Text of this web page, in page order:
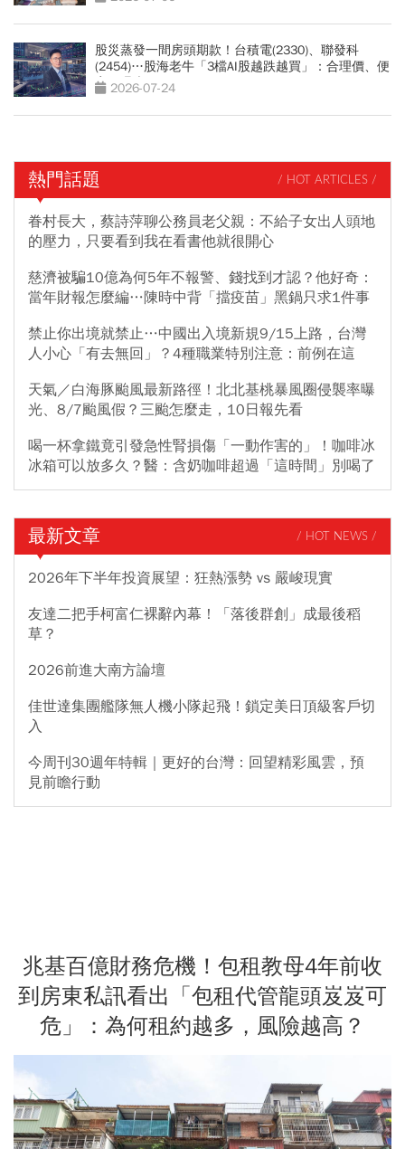
股災蒸發一間房頭期款！台積電(2330)、聯發科
(2454)…股海老牛「3檔AI股越跌越買」：合理價、便
宜價曝光
2026-07-24
熱門話題 / HOT ARTICLES /
眷村長大，蔡詩萍聊公務員老父親：不給子女出人頭地
的壓力，只要看到我在看書他就很開心
慈濟被騙10億為何5年不報警、錢找到才認？他好奇：
當年財報怎麼編…陳時中背「擋疫苗」黑鍋只求1件事
禁止你出境就禁止…中國出入境新規9/15上路，台灣
人小心「有去無回」？4種職業特別注意：前例在這
天氣／白海豚颱風最新路徑！北北基桃暴風圈侵襲率曝
光、8/7颱風假？三颱怎麼走，10日報先看
喝一杯拿鐵竟引發急性腎損傷「一動作害的」！咖啡冰
冰箱可以放多久？醫：含奶咖啡超過「這時間」別喝了
最新文章 / HOT NEWS /
2026年下半年投資展望：狂熱漲勢 vs 嚴峻現實
友達二把手柯富仁裸辭內幕！「落後群創」成最後稻
草？
2026前進大南方論壇
佳世達集團艦隊無人機小隊起飛！鎖定美日頂級客戶切
入
今周刊30週年特輯｜更好的台灣：回望精彩風雲，預
見前瞻行動
兆基百億財務危機！包租教母4年前收
到房東私訊看出「包租代管龍頭岌岌可
危」：為何租約越多，風險越高？